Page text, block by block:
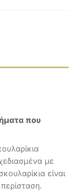
που
με
είναι